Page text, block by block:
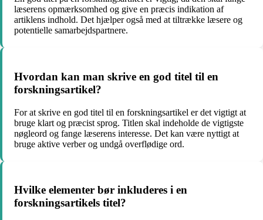
læserens opmærksomhed og give en præcis indikation af
artiklens indhold. Det hjælper også med at tiltrække læsere og
potentielle samarbejdspartnere.
Hvordan kan man skrive en god titel til en
forskningsartikel?
For at skrive en god titel til en forskningsartikel er det vigtigt at
bruge klart og præcist sprog. Titlen skal indeholde de vigtigste
nøgleord og fange læserens interesse. Det kan være nyttigt at
bruge aktive verber og undgå overflødige ord.
Hvilke elementer bør inkluderes i en
forskningsartikels titel?